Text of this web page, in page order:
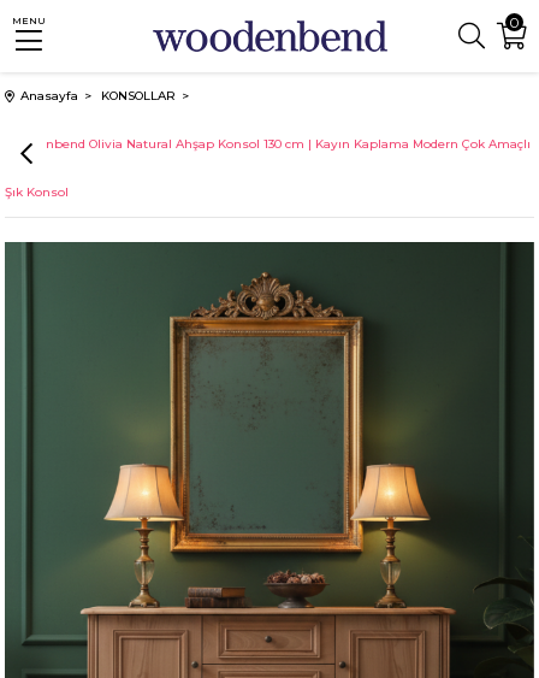
0
MENU
Anasayfa KONSOLLAR
Woodenbend Olivia Natural Ahşap Konsol 130 cm | Kayın Kaplama Modern Çok Amaçlı
Şık Konsol